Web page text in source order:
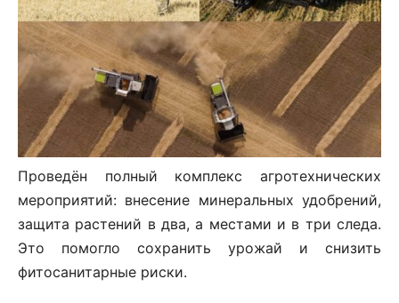
Проведён полный комплекс агротехнических
мероприятий: внесение минеральных удобрений,
защита растений в два, а местами и в три следа.
Это помогло сохранить урожай и снизить
фитосанитарные риски.